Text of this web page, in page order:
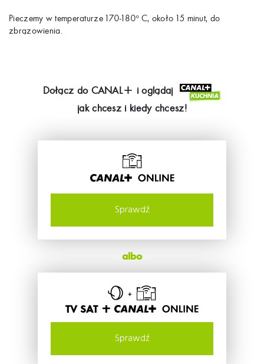
Pieczemy w temperaturze 170-180º C, około 15 minut, do
zbrązowienia.
Dołącz do CANAL+ i oglądaj
jak chcesz i kiedy chcesz!
Sprawdź
albo
TV SAT +
Sprawdź